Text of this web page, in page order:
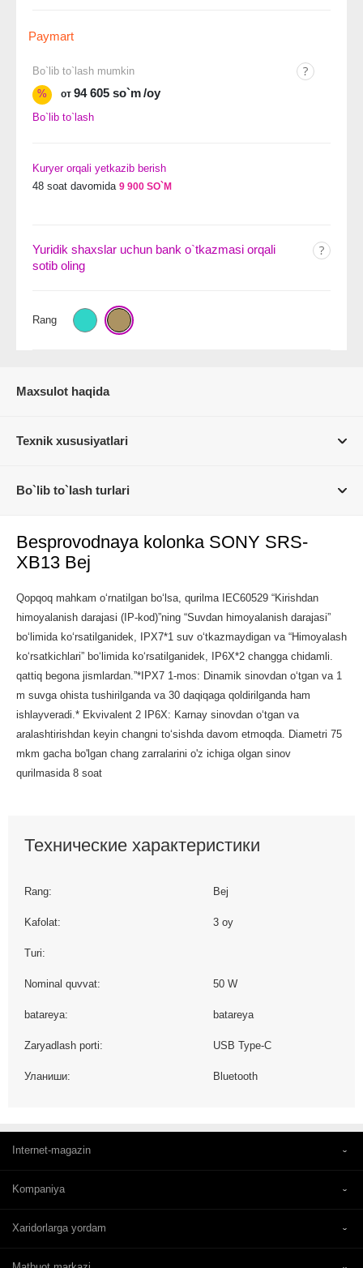
Paymart
Bo`lib to`lash mumkin
%
от 94 605 so`m/oy
Bo`lib to`lash
Kuryer orqali yetkazib berish
48 soat davomida 9 900 SO`M
Yuridik shaxslar uchun bank o`tkazmasi orqali
sotib oling
Rang
Maxsulot haqida
Texnik xususiyatlari
Bo`lib to`lash turlari
Besprovodnaya kolonka SONY SRS-
XB13 Bej
Qopqoq mahkam oʻrnatilgan boʻlsa, qurilma IEC60529 “Kirishdan
himoyalanish darajasi (IP-kod)”ning “Suvdan himoyalanish darajasi”
boʻlimida koʻrsatilganidek, IPX7*1 suv oʻtkazmaydigan va “Himoyalash
koʻrsatkichlari” boʻlimida koʻrsatilganidek, IP6X*2 changga chidamli.
qattiq begona jismlardan.”*IPX7 1-mos: Dinamik sinovdan o‘tgan va 1
m suvga ohista tushirilganda va 30 daqiqaga qoldirilganda ham
ishlayveradi.* Ekvivalent 2 IP6X: Karnay sinovdan o‘tgan va
aralashtirishdan keyin changni to‘sishda davom etmoqda. Diametri 75
mkm gacha bo'lgan chang zarralarini o'z ichiga olgan sinov
qurilmasida 8 soat
Технические характеристики
Rang: Bej
Kafolat: 3 oy
Turi:
Nominal quvvat: 50 W
batareya: batareya
Zaryadlash porti: USB Type-C
Уланиши: Bluetooth
Internet-magazin
Kompaniya
Xaridorlarga yordam